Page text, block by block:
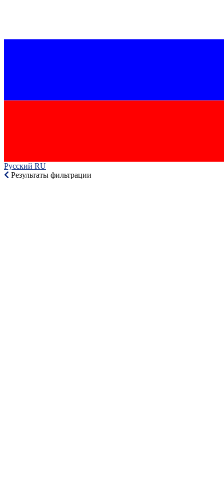
Русский RU‎
Результаты фильтрации